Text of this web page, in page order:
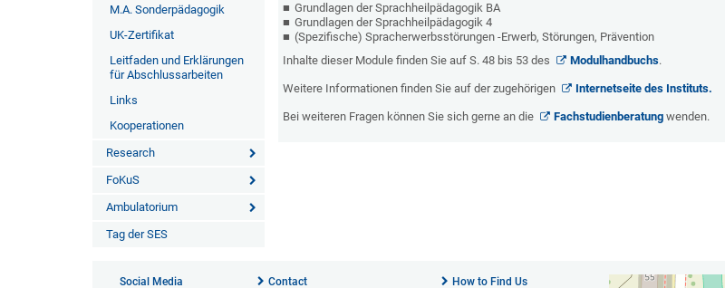
M.A. Sonderpädagogik
UK-Zertifikat
Leitfaden und Erklärungen
für Abschlussarbeiten
Links
Kooperationen
Research
FoKuS
Ambulatorium
Tag der SES
Grundlagen der Sprachheilpädagogik BA
Grundlagen der Sprachheilpädagogik 4
(Spezifische) Spracherwerbsstörungen -Erwerb, Störungen, Prävention
Inhalte dieser Module finden Sie auf S. 48 bis 53 des
Modulhandbuchs.
Weitere Informationen finden Sie auf der zugehörigen Internetseite des Instituts.
Bei weiteren Fragen können Sie sich gerne an die Fachstudienberatungwenden.
Social Media Contact How to Find Us